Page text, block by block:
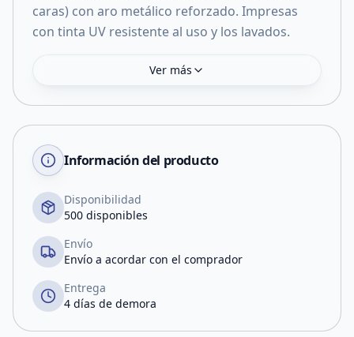
caras) con aro metálico reforzado. Impresas
con tinta UV resistente al uso y los lavados.
Ver más
Información del producto
Disponibilidad
500 disponibles
Envío
Envío a acordar con el comprador
Entrega
4 días de demora